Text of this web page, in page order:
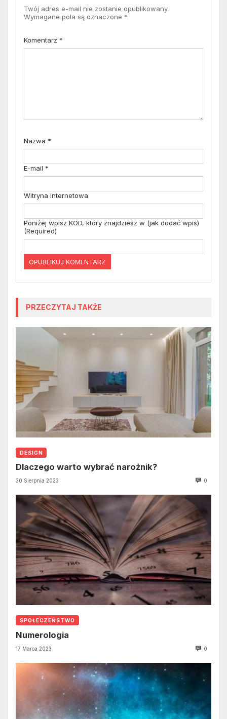
Twój adres e-mail nie zostanie opublikowany.
Wymagane pola są oznaczone *
Komentarz *
Nazwa *
E-mail *
Witryna internetowa
Poniżej wpisz KOD, który znajdziesz w (jak dodać wpis)
(Required)
PRZECZYTAJ TAKŻE
DESIGN
Dlaczego warto wybrać narożnik?
30 Sierpnia 2023 0
SPOŁECZEŃSTWO
Numerologia
17 Marca 2023 0